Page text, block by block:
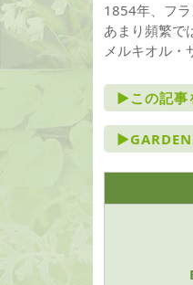
1854年、フ
あまり頻繁で
メルキオル・
►この記事
►GARDEN